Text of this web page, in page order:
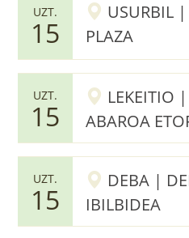
UZT.
15
USURBIL
PLAZA
UZT.
15
LEKEITIO
ABAROA
UZT.
15
DEBA |
IBILBIDEA